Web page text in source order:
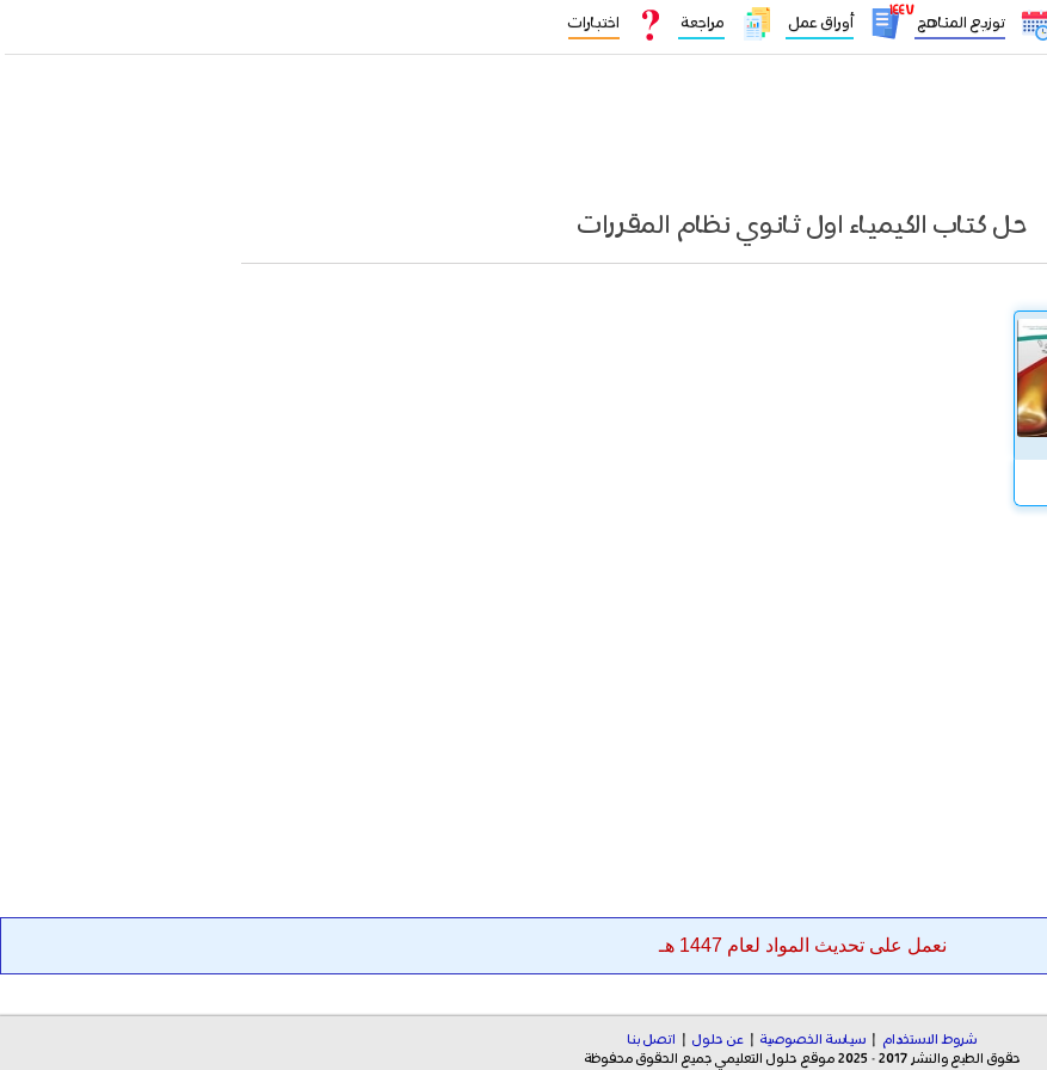
توزيع المناهج
١٤٤٧
أوراق عمل مراجعة اختبارات
حل كتاب الكيمياء اول ثانوي نظام المقررات
نعمل على تحديث المواد لعام 1447 هـ
شروط الاستخدام | سياسة الخصوصية | عن حلول |
اتصل بنا
حقوق الطبع والنشر 2017 - 2025 موقع حلول التعليمي جميع الحقوق محفوظة